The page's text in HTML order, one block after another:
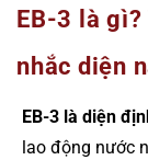
EB-3 là
nhắc diện
EB-3 là diện
lao động nước